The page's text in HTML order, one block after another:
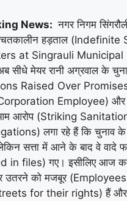
News: नगर निगम
हड़ताल
at Singrauli Municipal
मेयर रानी अग्रवाल के
Raised Over
Employee) और
आरोप (Striking
लगा रहे हैं कि चुनाव के
सत्ता में आने के बाद वे वादे
in files) गए। इसीलिए आज
उतरने को मजबूर
for their rights) हैं और